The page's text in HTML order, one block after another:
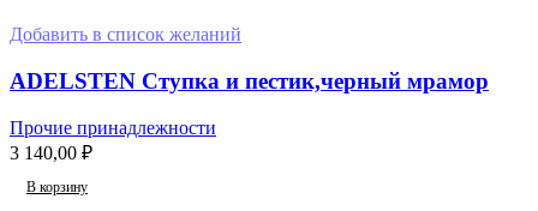
Добавить в список желаний
ADELSTEN Ступка и пестик,черный мрамор
Прочие принадлежности
3 140,00 ₽
В корзину